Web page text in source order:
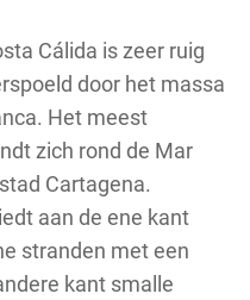
Cálida is zeer ruig
door het massa
Het meest
zich rond de Mar
Cartagena.
aan de ene kant
stranden met een
kant smalle